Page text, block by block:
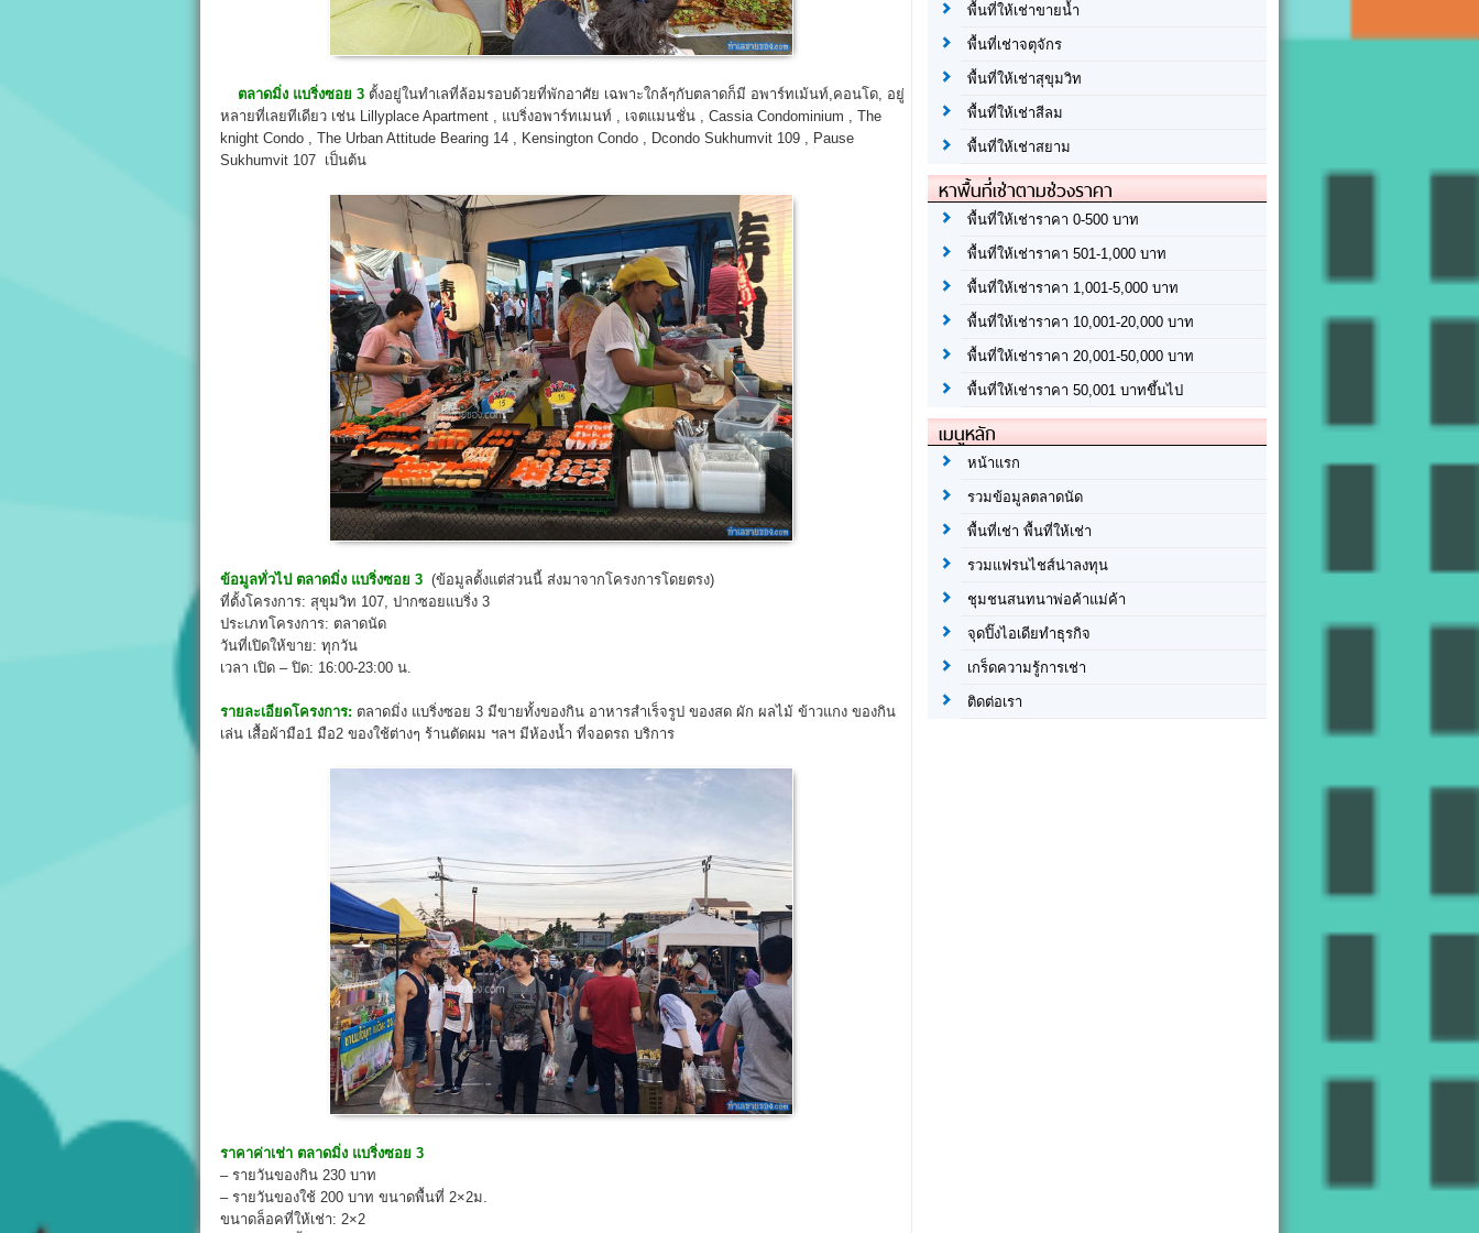
ตลาดมิ่ง แบริ่งซอย 3 ตั้งอยู่ในทำเลที่ล้อมรอบด้วยที่พักอาศัย เฉพาะใกล้ๆกับตลาดก็มี อพาร์ทเม้นท์,คอนโด, อยู่
หลายที่เลยทีเดียว เช่น Lillyplace Apartment , แบริ่งอพาร์ทเมนท์ , เจตแมนชั่น , Cassia Condominium , The
knight Condo , The Urban Attitude Bearing 14 , Kensington Condo , Dcondo Sukhumvit 109 , Pause
Sukhumvit 107 เป็นต้น
ข้อมูลทั่วไป ตลาดมิ่ง แบริ่งซอย 3 (ข้อมูลตั้งแต่ส่วนนี้ ส่งมาจากโครงการโดยตรง)
ที่ตั้งโครงการ: สุขุมวิท 107, ปากซอยแบริ่ง 3
ประเภทโครงการ: ตลาดนัด
วันที่เปิดให้ขาย: ทุกวัน
เวลา เปิด – ปิด: 16:00-23:00 น.
รายละเอียดโครงการ: ตลาดมิ่ง แบริ่งซอย 3 มีขายทั้งของกิน อาหารสำเร็จรูป ของสด ผัก ผลไม้ ข้าวแกง ของกิน
เล่น เสื้อผ้ามือ1 มือ2 ของใช้ต่างๆ ร้านตัดผม ฯลฯ มีห้องน้ำ ที่จอดรถ บริการ
ราคาค่าเช่า ตลาดมิ่ง แบริ่งซอย 3
– รายวันของกิน 230 บาท
– รายวันของใช้ 200 บาท ขนาดพื้นที่ 2×2ม.
ขนาดล็อคที่ให้เช่า: 2×2
พื้นที่ให้เช่าขายน้ำ
พื้นที่เช่าจตุจักร
พื้นที่ให้เช่าสุขุมวิท
พื้นที่ให้เช่าสีลม
พื้นที่ให้เช่าสยาม
หาพื้นที่เช่าตามช่วงราคา
พื้นที่ให้เช่าราคา 0-500 บาท
พื้นที่ให้เช่าราคา 501-1,000 บาท
พื้นที่ให้เช่าราคา 1,001-5,000 บาท
พื้นที่ให้เช่าราคา 10,001-20,000 บาท
พื้นที่ให้เช่าราคา 20,001-50,000 บาท
พื้นที่ให้เช่าราคา 50,001 บาทขึ้นไป
เมนูหลัก
หน้าแรก
รวมข้อมูลตลาดนัด
พื้นที่เช่า พื้นที่ให้เช่า
รวมแฟรนไชส์น่าลงทุน
ชุมชนสนทนาพ่อค้าแม่ค้า
จุดปิ๊งไอเดียทำธุรกิจ
เกร็ดความรู้การเช่า
ติดต่อเรา